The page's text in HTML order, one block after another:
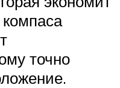
точно